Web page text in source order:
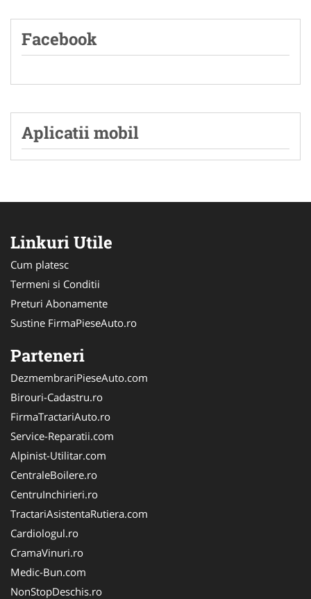
Facebook
Aplicatii mobil
Linkuri Utile
Cum platesc
Termeni si Conditii
Preturi Abonamente
Sustine FirmaPieseAuto.ro
Parteneri
DezmembrariPieseAuto.com
Birouri-Cadastru.ro
FirmaTractariAuto.ro
Service-Reparatii.com
Alpinist-Utilitar.com
CentraleBoilere.ro
CentruInchirieri.ro
TractariAsistentaRutiera.com
Cardiologul.ro
CramaVinuri.ro
Medic-Bun.com
NonStopDeschis.ro